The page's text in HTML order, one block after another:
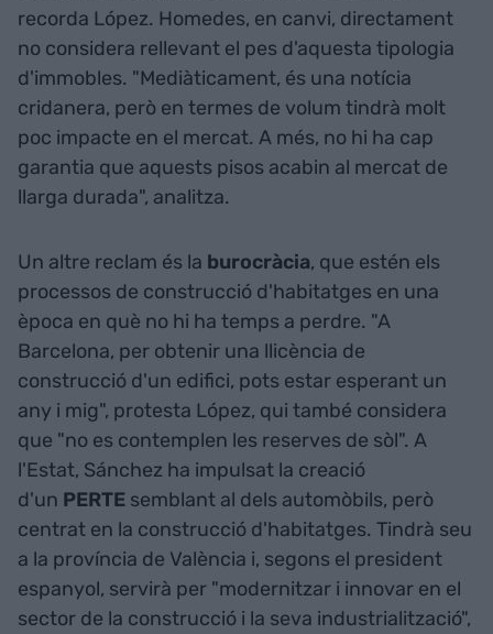
recorda López. Homedes, en canvi, directament
no considera rellevant el pes d'aquesta tipologia
d'immobles. "Mediàticament, és una notícia
cridanera, però en termes de volum tindrà molt
poc impacte en el mercat. A més, no hi ha cap
garantia que aquests pisos acabin al mercat de
llarga durada", analitza.
Un altre reclam és la burocràcia, que estén els
processos de construcció d'habitatges en una
època en què no hi ha temps a perdre. "A
Barcelona, per obtenir una llicència de
construcció d'un edifici, pots estar esperant un
any i mig", protesta López, qui també considera
que "no es contemplen les reserves de sòl". A
l'Estat, Sánchez ha impulsat la creació
d'un PERTE semblant al dels automòbils, però
centrat en la construcció d'habitatges. Tindrà seu
a la província de València i, segons el president
espanyol, servirà per "modernitzar i innovar en el
sector de la construcció i la seva industrialització",